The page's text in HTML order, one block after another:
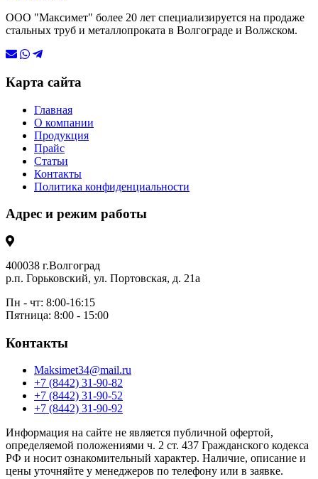
ООО "Максимет" более 20 лет специализируется на продаже
стальных труб и металлопроката в Волгограде и Волжском.
Карта сайта
Главная
О компании
Продукция
Прайс
Статьи
Контакты
Политика конфиденциальности
Адрес и режим работы
400038 г.Волгоград
р.п. Горьковский, ул. Портовская, д. 21а
Пн - чт: 8:00-16:15
Пятница: 8:00 - 15:00
Контакты
Maksimet34@mail.ru
+7 (8442) 31-90-82
+7 (8442) 31-90-52
+7 (8442) 31-90-92
Информация на сайте не является публичной офертой,
определяемой положениями ч. 2 ст. 437 Гражданского кодекса
РФ и носит ознакомительный характер. Наличие, описание и
цены уточняйте у менеджеров по телефону или в заявке.